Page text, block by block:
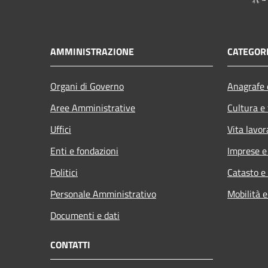
AMMINISTRAZIONE
Organi di Governo
Aree Amministrative
Uffici
Enti e fondazioni
Politici
Personale Amministrativo
Documenti e dati
Cultura
Vita
Imprese
Catasto
Mobilità
CONTATTI